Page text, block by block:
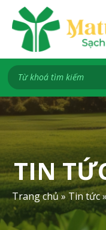
c
e
n
t
TIN
Trang chủ»Tin tức